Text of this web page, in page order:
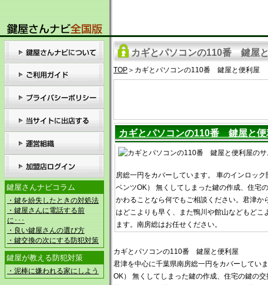
鍵屋さんナビコラム
・鍵を紛失したときの対処法
・鍵屋さんに電話する前
に･･･
・良い鍵屋さんの選び方
・鍵交換の次にする防犯対策
鍵屋が教える防犯対策
・泥棒に嫌われる家にしよう
カギとパソコンの110番 鍵屋
TOP ＞カギとパソコンの110番 鍵屋と便利屋
カギとパソコンの110番 鍵屋と便
房総一円をカバーしています。 車のインロック
ベンツOK） 無くしてしまった鍵の作成、住宅
かわることなら何でもご相談ください。君津か
はどこよりも早く、また鴨川や館山などもどこ
ます。南房総はお任せください。
カギとパソコンの110番 鍵屋と便利屋
君津を中心に千葉県南房総一円をカバーしてい
OK） 無くしてしまった鍵の作成、住宅の鍵の